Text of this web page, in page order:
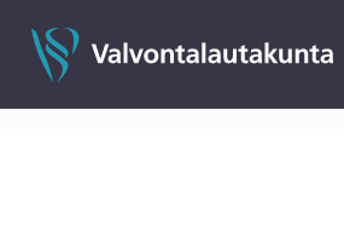
Valvontalautakunnan